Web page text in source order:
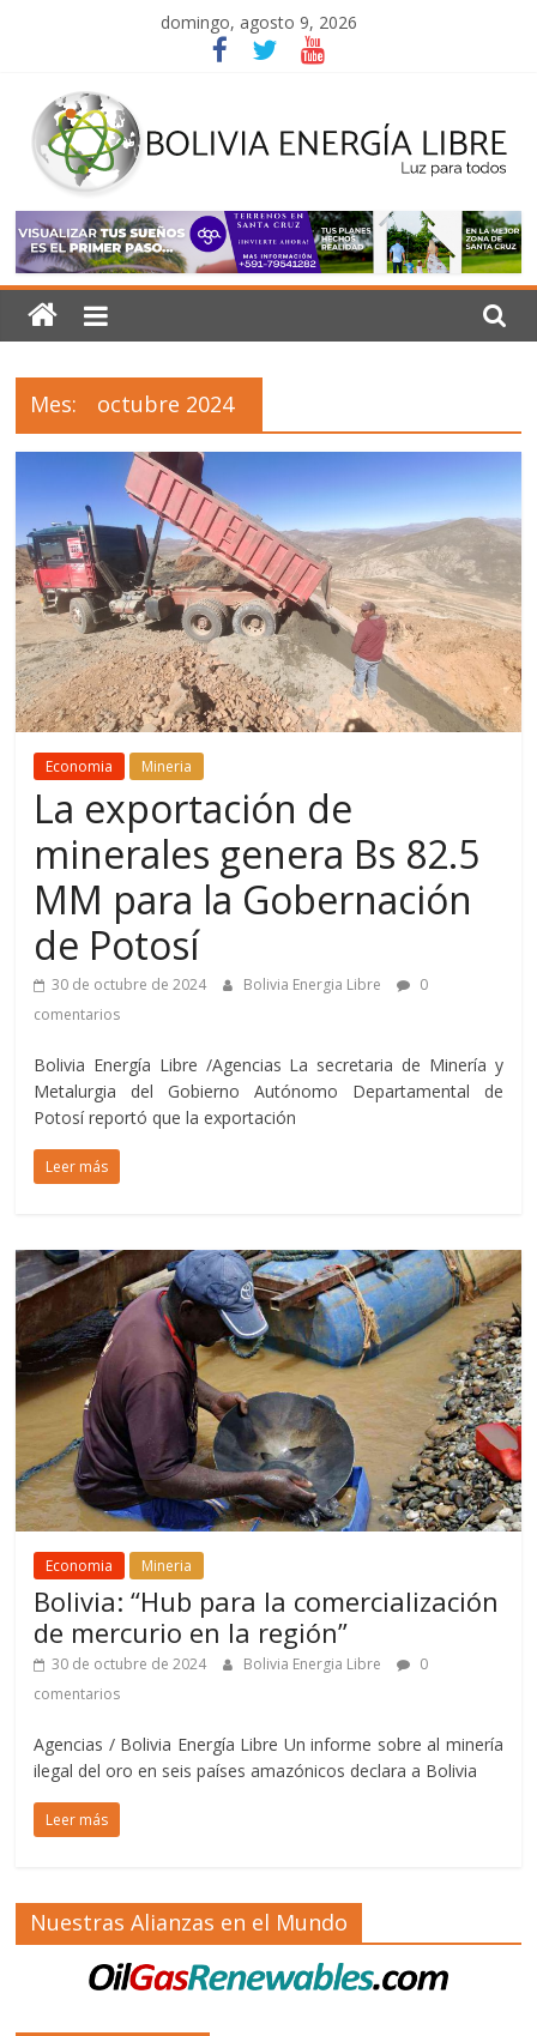
domingo, agosto 9, 2026
Bolivia
Energía
Libre
Luz
para
Mes: octubre 2024
Economia Mineria
La exportación de
minerales genera Bs 82.5
MM para la Gobernación
de Potosí
30 de octubre de 2024 Bolivia Energia Libre
0
comentarios
Bolivia Energía Libre /Agencias La secretaria de Minería y
Metalurgia del Gobierno Autónomo Departamental de
Potosí reportó que la exportación
Leer más
Economia Mineria
Bolivia: “Hub para la comercialización
de mercurio en la región”
30 de octubre de 2024 Bolivia Energia Libre
0
comentarios
Agencias / Bolivia Energía Libre Un informe sobre al minería
ilegal del oro en seis países amazónicos declara a Bolivia
Leer más
Nuestras Alianzas en el Mundo